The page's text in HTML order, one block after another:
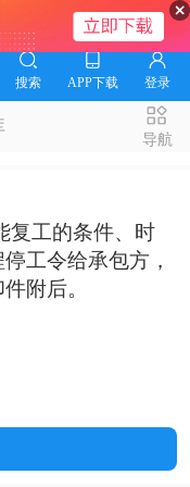
搜索 APP下载 登录
导航
复工的条件、时
工令给承包方，
附后。